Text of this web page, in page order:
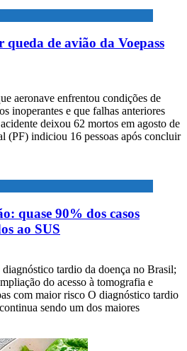
de avião da Voepass
aeronave enfrentou condições de
inoperantes e que falhas anteriores
deixou 62 mortos em agosto de
(PF) indiciou 16 pessoas após concluir
quase 90% dos casos
ao SUS
tardio da doença no Brasil;
do acesso à tomografia e
com maior risco O diagnóstico tardio
sendo um dos maiores